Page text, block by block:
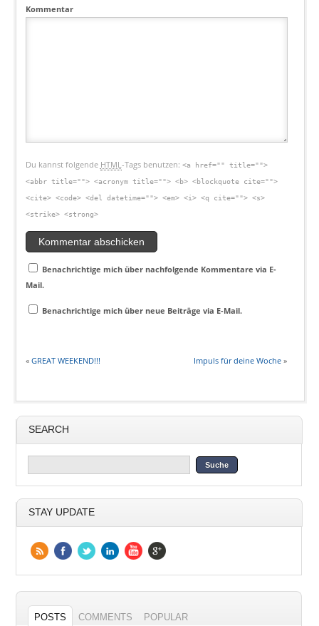
Kommentar
Du kannst folgende HTML -Tags benutzen: <a href="" title="">
<abbr title=""> <acronym title=""> <b> <blockquote cite="">
<cite> <code> <del datetime=""> <em> <i> <q cite=""> <s>
<strike> <strong>
Benachrichtige mich über nachfolgende Kommentare via E-
Mail.
Benachrichtige mich über neue Beiträge via E-Mail.
« GREAT WEEKEND!!! Impuls für deine Woche »
SEARCH
STAY UPDATE
POSTS COMMENTS POPULAR